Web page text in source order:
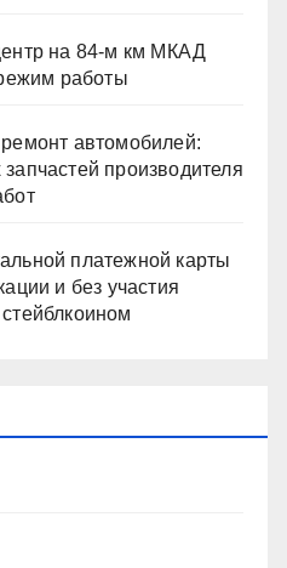
на 84-м км МКАД
работы
автомобилей:
производителя
платежной карты
и без участия